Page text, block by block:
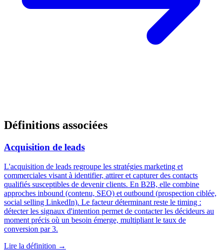
Définitions associées
Acquisition de leads
L'acquisition de leads regroupe les stratégies marketing et
commerciales visant à identifier, attirer et capturer des contacts
qualifiés susceptibles de devenir clients. En B2B, elle combine
approches inbound (contenu, SEO) et outbound (prospection ciblée,
social selling LinkedIn). Le facteur déterminant reste le timing :
détecter les signaux d'intention permet de contacter les décideurs au
moment précis où un besoin émerge, multipliant le taux de
conversion par 3.
Lire la définition →